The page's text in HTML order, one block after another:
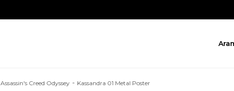
Assassin's Creed Odyssey Kassandra 01 Metal Poster